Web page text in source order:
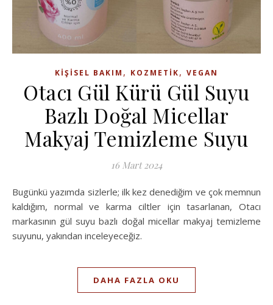
KIŞISEL BAKIM , KOZMETIK, VEGAN
Otacı Gül Kürü Gül Suyu
Bazlı Doğal Micellar
Makyaj Temizleme Suyu
16 Mart 2024
Bugünkü yazımda sizlerle; ilk kez denediğim ve çok memnun
kaldığım, normal ve karma ciltler için tasarlanan, Otacı
markasının gül suyu bazlı doğal micellar makyaj temizleme
suyunu, yakından inceleyeceğiz.
DAHA FAZLA OKU